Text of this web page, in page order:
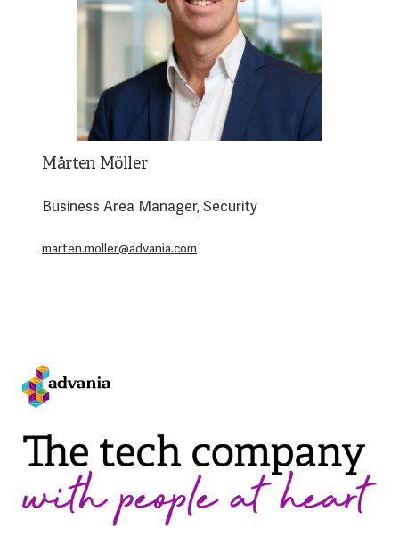
Mårten Möller
Business Area Manager, Security
marten.moller@advania.com